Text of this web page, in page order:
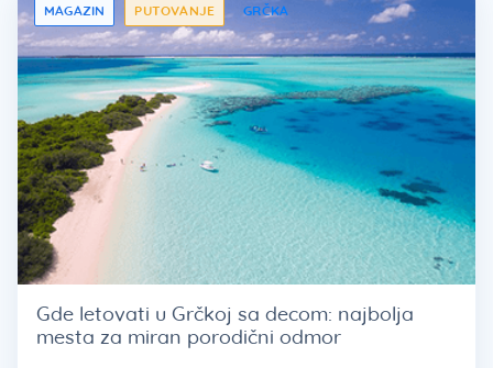
MAGAZIN PUTOVANJE GRČKA
Gde letovati u Grčkoj sa decom: najbolja
mesta za miran porodični odmor